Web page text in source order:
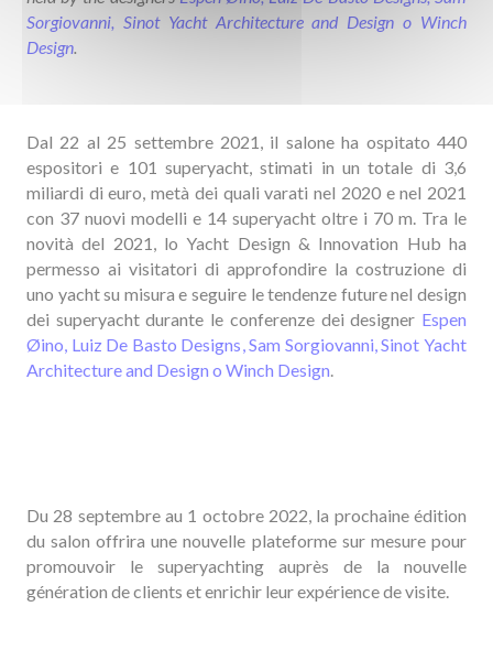
Sorgiovanni, Sinot Yacht Architecture and Design o Winch
Design.
Dal 22 al 25 settembre 2021, il salone ha ospitato 440
espositori e 101 superyacht, stimati in un totale di 3,6
miliardi di euro, metà dei quali varati nel 2020 e nel 2021
con 37 nuovi modelli e 14 superyacht oltre i 70 m. Tra le
novità del 2021, lo Yacht Design & Innovation Hub ha
permesso ai visitatori di approfondire la costruzione di
uno yacht su misura e seguire le tendenze future nel design
dei superyacht durante le conferenze dei designer Espen
Øino, Luiz De Basto Designs,Sam Sorgiovanni,Sinot Yacht
Architecture and Design oWinch Design.
Du 28 septembre au 1 octobre 2022, la prochaine édition
du salon offrira une nouvelle plateforme sur mesure pour
promouvoir le superyachting auprès de la nouvelle
génération de clients et enrichir leur expérience de visite.